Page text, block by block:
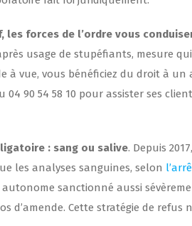
les forces de l’ordre vous
usage de stupéfiants, mesure
à vue, vous bénéficiez du droit à
90 54 58 10 pour assister ses
: sang ou salive. Depuis
les analyses sanguines, selon
sanctionné aussi
d’amende. Cette stratégie de refus